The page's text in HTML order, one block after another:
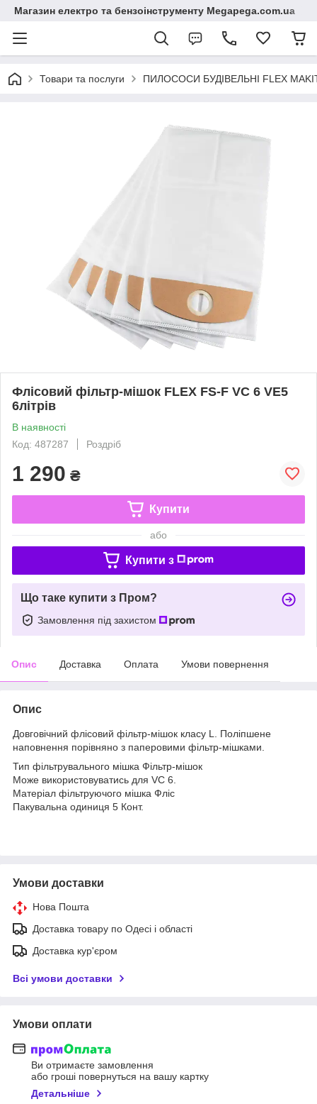
Магазин електро та бензоінструменту Megapega.com.ua
Товари та послуги ПИЛОСОСИ БУДІВЕЛЬНІ FLEX
Флісовий фільтр-мішок FLEX FS-F VC 6 VE5
6літрів
В наявності
Код: 487287
Роздріб
1 290 ₴
Купити
або
Купити з
Що таке купити з Пром?
Замовлення під захистом
Опис Доставка Оплата Умови повернення
Опис
Довговічний флісовий фільтр-мішок класу L. Поліпшене
наповнення порівняно з паперовими фільтр-мішками.
Тип фільтрувального мішка Фільтр-мішок
Може використовуватись для VC 6.
Матеріал фільтруючого мішка Фліс
Пакувальна одиниця 5 Конт.
Умови доставки
Нова Пошта
Доставка товару по Одесі і області
Доставка кур'єром
Всі умови доставки
Умови оплати
Ви отримаєте замовлення
або гроші повернуться на вашу картку
Детальніше